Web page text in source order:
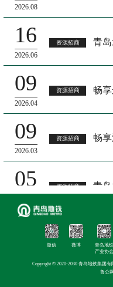
2026.08
16
2026.06
资源招商
09
2026.04
资源招商
09
2026.03
资源招商 畅
05 资源招商
资源招商 青
微信 微博
青岛地铁
产业协会
Copyright © 2020-2030 青岛地铁集团
鲁公